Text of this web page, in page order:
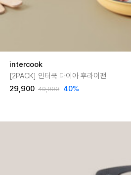
intercook
[2PACK] 인터쿡 다이아 후라이팬
29,900 49,900 40%